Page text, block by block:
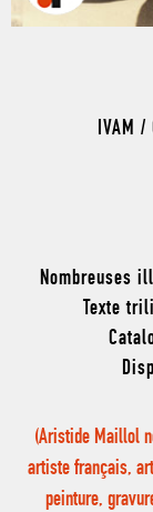
IVAM
Nombreuses
Texte
(Aristide Maillol
artiste français,
peinture,